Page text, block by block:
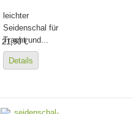
leichter
Seidenschal für
Tracht und...
21,90 €
Details